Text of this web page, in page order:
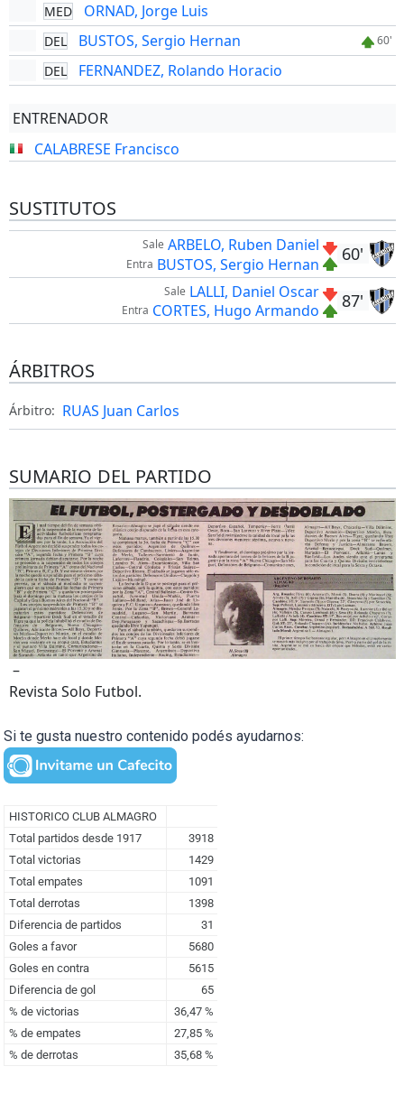
MED ORNAD, Jorge Luis
DEL BUSTOS, Sergio Hernan 60'
DEL FERNANDEZ, Rolando Horacio
ENTRENADOR
CALABRESE Francisco
SUSTITUTOS
60'
Sale ARBELO, Ruben Daniel
Entra BUSTOS, Sergio Hernan
87'
Sale LALLI, Daniel Oscar
Entra CORTES, Hugo Armando
ÁRBITROS
Árbitro: RUAS Juan Carlos
SUMARIO DEL PARTIDO
–
Revista Solo Futbol.
Si te gusta nuestro contenido podés ayudarnos: